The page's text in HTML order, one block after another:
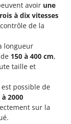
avoir une
à dix vitesses
de la
longueur
150 à 400 cm,
taille et
est possible de
à 2000
sur la